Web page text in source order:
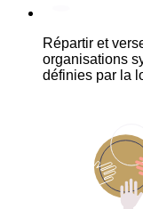
Répartir et
organisations
définies par la